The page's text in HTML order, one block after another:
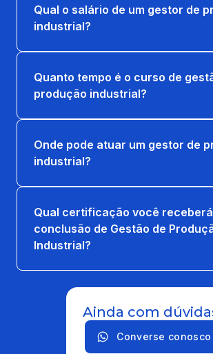
QUÍMICA TECNOLÓGICA
66 horas
VIDA NO TRABALHO
66 horas
66 horas
EXTENSAO: VIVER BEM DE
83 horas
GESTÃO INTEGRADA DE
LABVIDA EM GESTAO DA
INDUSTRIAL 3
Qual o salário de um gestor de
industrial?
Quanto tempo é o curso de
produção industrial?
Onde pode atuar um gestor de
industrial?
Qual certificação você
conclusão de Gestão de
Industrial?
Ainda com
Converse conosco